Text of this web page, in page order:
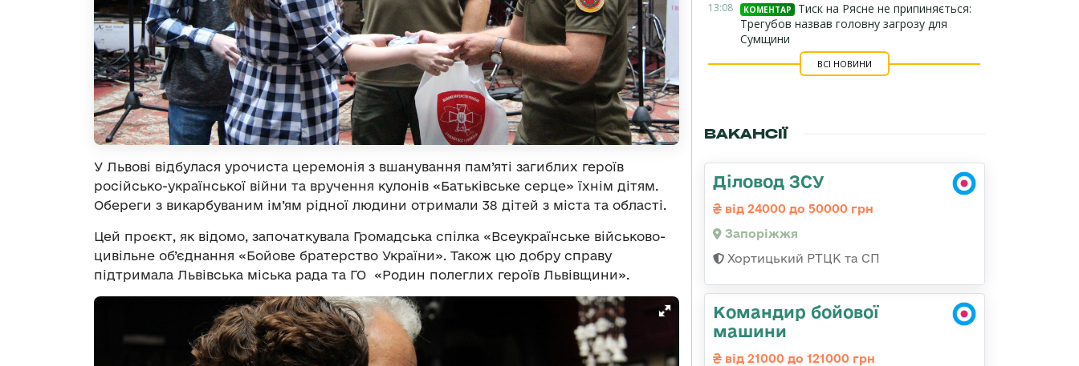
У Львові відбулася урочиста церемонія з вшанування пам’яті загиблих героїв
російсько-української війни та вручення кулонів «Батьківське серце» їхнім дітям.
Обереги з викарбуваним ім’ям рідної людини отримали 38 дітей з міста та області.
Цей проєкт, як відомо, започаткувала Громадська спілка «Всеукраїнське військово-
цивільне об’єднання «Бойове братерство України». Також цю добру справу
підтримала Львівська міська рада та ГО «Родин полеглих героїв Львівщини».
13:08 КОМЕНТАР
Тиск на Рясне не припиняється:
Трегубов назвав головну загрозу для
Сумщини
ВСІ НОВИНИ
ВАКАНСІЇ
Діловод ЗСУ
від 24000 до 50000 грн
Запоріжжя
Хортицький РТЦК та СП
Командир бойової
машини
від 21000 до 121000 грн